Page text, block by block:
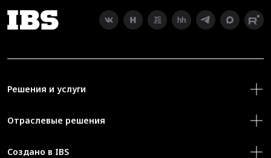
Решения и услуги
Отраслевые решения
Создано в IBS